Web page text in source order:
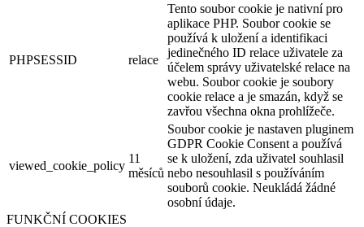
PHPSESSID relace
Tento soubor cookie je nativní pro
aplikace PHP. Soubor cookie se
používá k uložení a identifikaci
jedinečného ID relace uživatele za
účelem správy uživatelské relace na
webu. Soubor cookie je soubory
cookie relace a je smazán, když se
zavřou všechna okna prohlížeče.
viewed_cookie_policy
11
měsíců
Soubor cookie je nastaven pluginem
GDPR Cookie Consent a používá
se k uložení, zda uživatel souhlasil
nebo nesouhlasil s používáním
souborů cookie. Neukládá žádné
osobní údaje.
FUNKČNÍ COOKIES